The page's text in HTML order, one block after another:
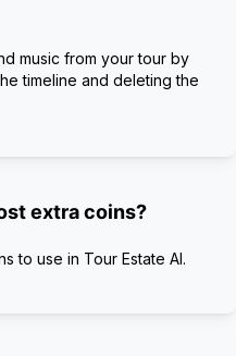
music from your tour by
timeline and deleting the
extra coins?
to use in Tour Estate AI.